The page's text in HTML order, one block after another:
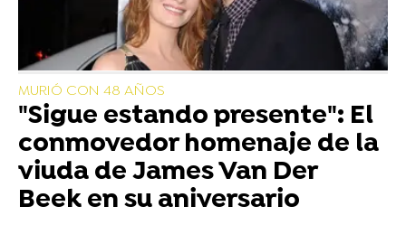
MURIÓ CON 48 AÑOS
"Sigue estando presente": El
conmovedor homenaje de la
viuda de James Van Der
Beek en su aniversario